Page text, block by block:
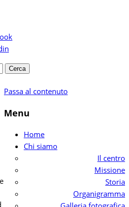
Passa al contenuto
Menu
Home
Chi siamo
Il centro
Missione
Storia
Organigramma